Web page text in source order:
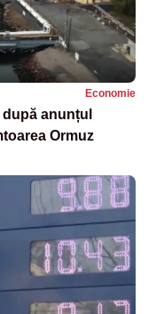
Economie
anunțul
Ormuz